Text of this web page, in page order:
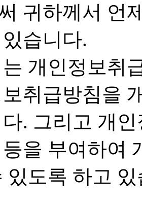
귀하께서 언
습니다.
개인정보취
취급방침을
. 그리고 개
을 부여하여
있도록 하고